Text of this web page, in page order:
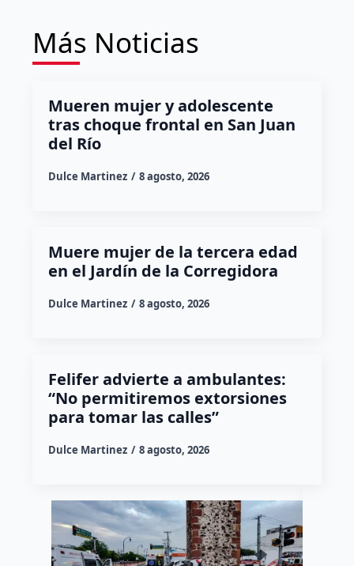
Más Noticias
Mueren mujer y adolescente
tras choque frontal en San Juan
del Río
Dulce Martinez 8 agosto, 2026
Muere mujer de la tercera edad
en el Jardín de la Corregidora
Dulce Martinez 8 agosto, 2026
Felifer advierte a ambulantes:
“No permitiremos extorsiones
para tomar las calles”
Dulce Martinez 8 agosto, 2026